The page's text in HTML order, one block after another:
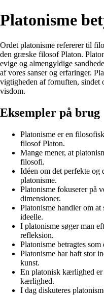
Platonisme
Ordet platonisme refererer til
den græske filosof Platon.
evige og almengyldige
af vores sanser og erfaringer.
vigtigheden af fornuften, sindet
visdom.
Eksempler på brug
Platonisme er en
filosof Platon.
Mange mener, at
filosofi.
Idéen om det perfekte og
platonisme.
Platonisme fokuserer på
dimensioner.
Platonisme handler om
ideelle.
I platonisme søger man
refleksion.
Platonisme betragtes
Platonisme har haft stor
kunst.
En platonisk kærlighed
kærlighed.
I dag diskuteres